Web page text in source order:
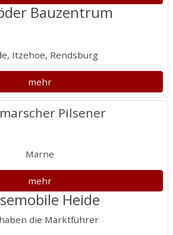
Bauzentrum
Itzehoe, Rendsburg
mehr
Pilsener
Marne
mehr
Heide
die Marktführer